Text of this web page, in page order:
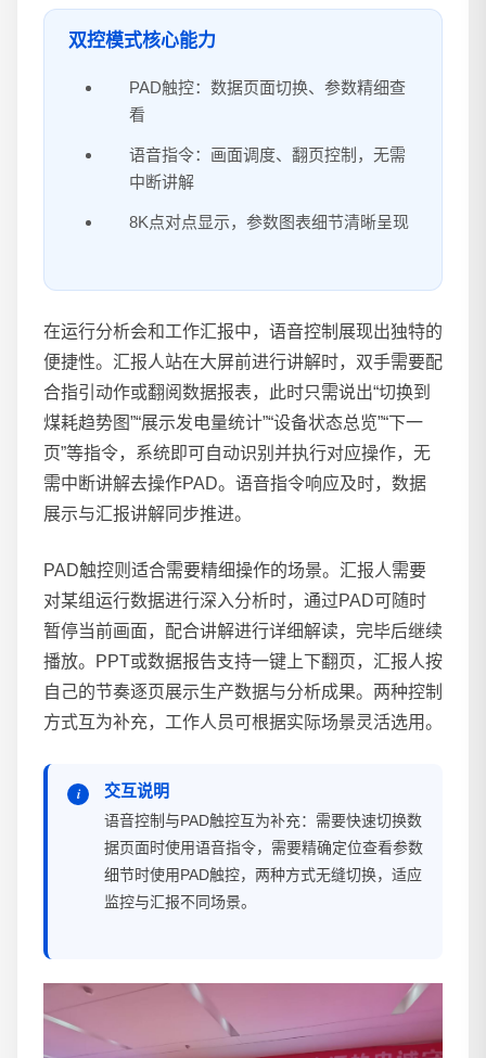
双控模式核心能力
PAD触控：数据页面切换、参数精细查
看
语音指令：画面调度、翻页控制，无需
中断讲解
8K点对点显示，参数图表细节清晰呈现
在运行分析会和工作汇报中，语音控制展现出独特的
便捷性。汇报人站在大屏前进行讲解时，双手需要配
合指引动作或翻阅数据报表，此时只需说出“切换到
煤耗趋势图”“展示发电量统计”“设备状态总览”“下一
页”等指令，系统即可自动识别并执行对应操作，无
需中断讲解去操作PAD。语音指令响应及时，数据
展示与汇报讲解同步推进。
PAD触控则适合需要精细操作的场景。汇报人需要
对某组运行数据进行深入分析时，通过PAD可随时
暂停当前画面，配合讲解进行详细解读，完毕后继续
播放。PPT或数据报告支持一键上下翻页，汇报人按
自己的节奏逐页展示生产数据与分析成果。两种控制
方式互为补充，工作人员可根据实际场景灵活选用。
交互说明
语音控制与PAD触控互为补充：需要快速切换数
据页面时使用语音指令，需要精确定位查看参数
细节时使用PAD触控，两种方式无缝切换，适应
监控与汇报不同场景。